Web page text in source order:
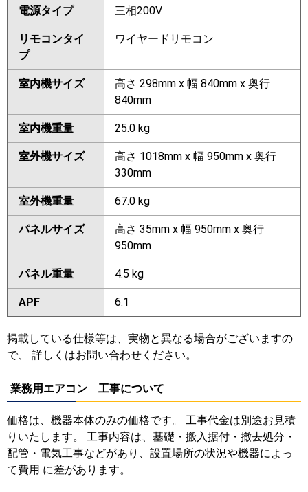
電源タイプ 三相200V
リモコンタイ
プ
ワイヤードリモコン
室内機サイズ
高さ 298mm x 幅 840mm x 奥行
840mm
室内機重量 25.0 kg
室外機サイズ
高さ 1018mm x 幅 950mm x 奥行
330mm
室外機重量 67.0 kg
パネルサイズ
高さ 35mm x 幅 950mm x 奥行
950mm
パネル重量 4.5 kg
APF 6.1
掲載している仕様等は、実物と異なる場合がございますの
で、 詳しくはお問い合わせください。
業務用エアコン 工事について
価格は、機器本体のみの価格です。 工事代金は別途お見積
りいたします。 工事内容は、基礎・搬入据付・撤去処分・
配管・電気工事などがあり、設置場所の状況や機器によっ
て費用 に差があります。